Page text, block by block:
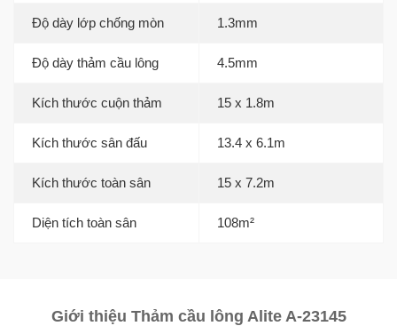
Độ dày lớp chống mòn 1.3mm
Độ dày thảm cầu lông 4.5mm
Kích thước cuộn thảm 15 x 1.8m
Kích thước sân đấu 13.4 x 6.1m
Kích thước toàn sân 15 x 7.2m
Diện tích toàn sân 108m²
Giới thiệu Thảm cầu lông Alite A-23145